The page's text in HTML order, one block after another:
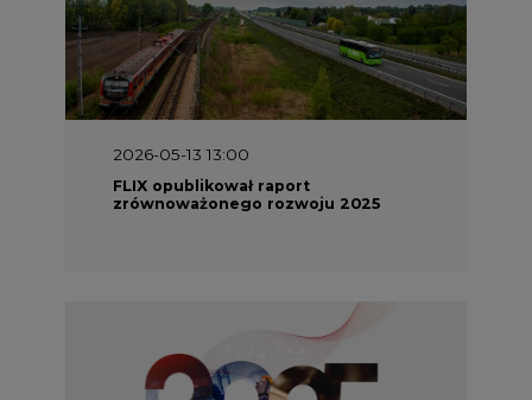
2026-05-13 13:00
FLIX opublikował raport
zrównoważonego rozwoju 2025